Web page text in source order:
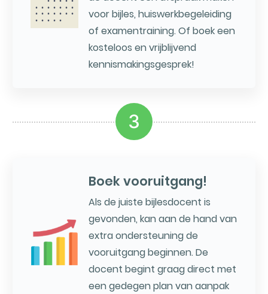
voor bijles, huiswerkbegeleiding
of examentraining. Of boek een
kosteloos en vrijblijvend
kennismakingsgesprek!
3
Boek vooruitgang!
Als de juiste bijlesdocent is
gevonden, kan aan de hand van
extra ondersteuning de
vooruitgang beginnen. De
docent begint graag direct met
een gedegen plan van aanpak